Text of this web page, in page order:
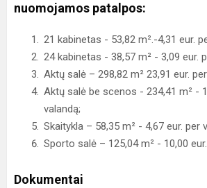
nuomojamos patalpos:
21 kabinetas - 53,82 m².-4,31 eur.
24 kabinetas - 38,57 m² - 3,09 eur.
Aktų salė – 298,82 m² 23,91 eur.
Aktų salė be scenos - 234,41 m² -
valandą;
Skaitykla – 58,35 m² - 4,67 eur. per
Sporto salė – 125,04 m² - 10,00
Dokumentai